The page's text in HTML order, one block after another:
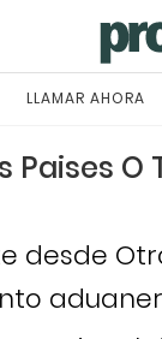
LLAMAR AHORA